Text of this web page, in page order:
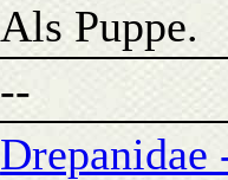
Als Puppe.
--